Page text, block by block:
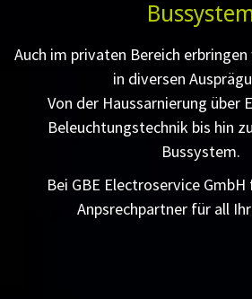
Auch im privaten Bereich
in diversen
Von der Haussarnierung über
Beleuchtungstechnik bis hin
Bussystem.
Bei GBE Electroservice GmbH
Anpsrechpartner für all